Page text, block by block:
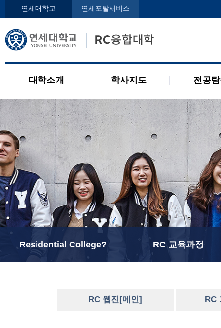
연세대학교 연세포탈서비스
대학소개 학사지도 전공
인사말
오시는 길
학사지도사
Residential College? RC 교육과정
RC 웹진[메인] RC